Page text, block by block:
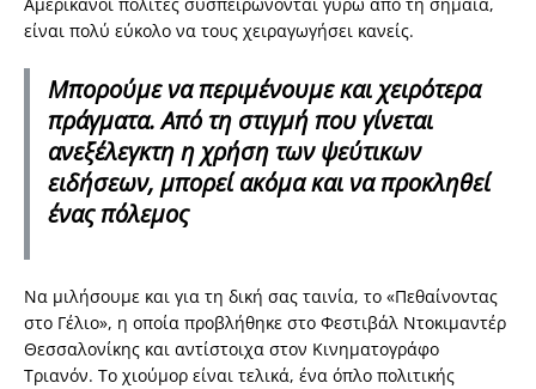
είναι πολύ εύκολο να τους χειραγωγήσει κανείς.
Μπορούμε να περιμένουμε και χειρότερα
πράγματα. Από τη στιγμή που γίνεται
ανεξέλεγκτη η χρήση των ψεύτικων
ειδήσεων, μπορεί ακόμα και να προκληθεί
ένας πόλεμος
Να μιλήσουμε και για τη δική σας ταινία, το «Πεθαίνοντας
στο Γέλιο», η οποία προβλήθηκε στο Φεστιβάλ Ντοκιμαντέρ
Θεσσαλονίκης και αντίστοιχα στον Κινηματογράφο
Τριανόν. Το χιούμορ είναι τελικά, ένα όπλο πολιτικής